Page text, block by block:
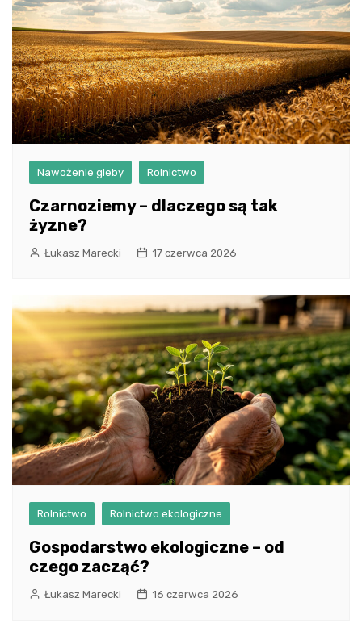
Nawożenie gleby Rolnictwo
Czarnoziemy – dlaczego są tak
żyzne?
Łukasz Marecki 17 czerwca 2026
Rolnictwo Rolnictwo ekologiczne
Gospodarstwo ekologiczne – od
czego zacząć?
Łukasz Marecki 16 czerwca 2026